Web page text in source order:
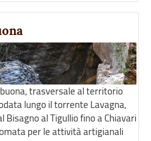
trasversale al territorio
lungo il torrente Lavagna,
Bisagno al Tigullio fino a Chiavari
per le attività artigianali